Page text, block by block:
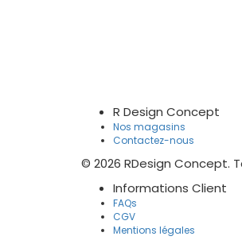
R Design Concept
Nos magasins
Contactez-nous
© 2026 RDesign Concept.
Informations Client
FAQs
CGV
Mentions légales